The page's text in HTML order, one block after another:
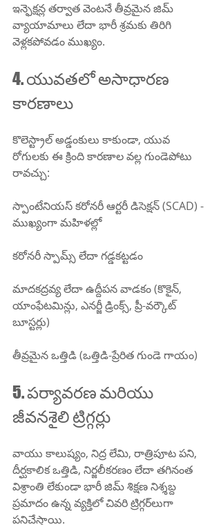
ఇన్ఫెక్షన్ల తర్వాత వెంటనే తీవ్రమైన జిమ్
వ్యాయామాలు లేదా భారీ శ్రమకు తిరిగి
వెళ్లకపోవడం ముఖ్యం.
4. యువతలో అసాధారణ
కారణాలు
కొలెస్ట్రాల్ అడ్డంకులు కాకుండా, యువ
రోగులకు ఈ క్రింది కారణాల వల్ల గుండెపోటు
రావచ్చు:
స్పాంటేనియస్ కరోనరీ ఆర్టరీ డిసెక్షన్ (SCAD) -
ముఖ్యంగా మహిళల్లో
కరోనరీ స్పామ్స్ లేదా గడ్డకట్టడం
మాదకద్రవ్య లేదా ఉద్దీపన వాడకం (కొకైన్,
యాంఫేటమిన్లు, ఎనర్జీ డ్రింక్స్, ప్రీ-వర్కౌట్
బూస్టర్లు)
తీవ్రమైన ఒత్తిడి (ఒత్తిడి-ప్రేరిత గుండె గాయం)
5. పర్యావరణ మరియు
జీవనశైలి ట్రిగ్గర్లు
వాయు కాలుష్యం, నిద్ర లేమి, రాత్రిపూట పని,
దీర్ఘకాలిక ఒత్తిడి, నిర్జలీకరణం లేదా తగినంత
విశ్రాంతి లేకుండా భారీ జిమ్ శిక్షణ నిశ్శబ్ద
ప్రమాదం ఉన్న వ్యక్తిలో చివరి ట్రిగ్గర్‌లుగా
పనిచేస్తాయి.